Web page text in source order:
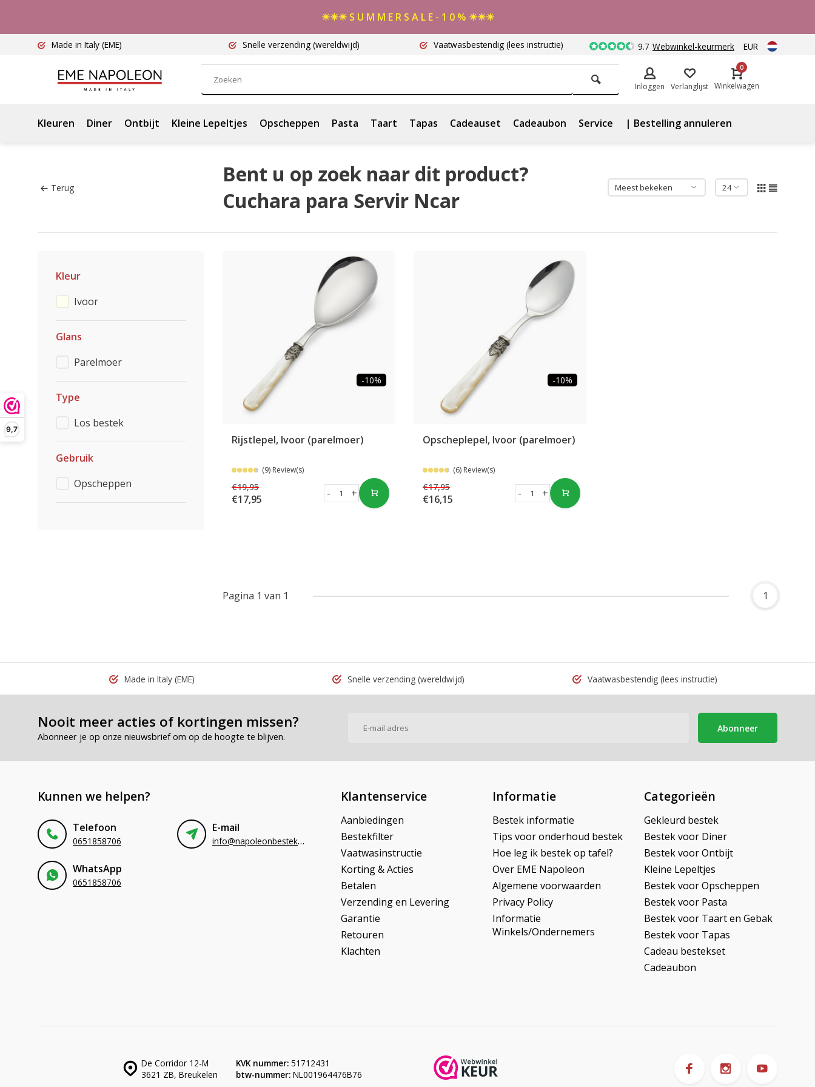
9,7
☀☀☀ S U M M E R S A L E - 1 0 % ☀☀☀
Made in Italy (EME) Snelle verzending (wereldwijd) Vaatwasbestendig (lees instructie) 9.7 Webwinkel-keurmerk EUR
Inloggen Verlanglijst
0
Winkelwagen
Kleuren Diner Ontbijt Kleine Lepeltjes Opscheppen Pasta Taart Tapas Cadeauset Cadeaubon Service | Bestelling annuleren
Terug
Bent u op zoek naar dit product?
Cuchara para Servir Ncar
Kleur
Ivoor
Glans
Parelmoer
Type
Los bestek
Gebruik
Opscheppen
-10%
Rijstlepel, Ivoor (parelmoer)
(9) Review(s)
€19,95
€17,95 +
-
-10%
Opscheplepel, Ivoor (parelmoer)
(6) Review(s)
€17,95
€16,15 +
-
Pagina 1 van 1 1
Made in Italy (EME) Snelle verzending (wereldwijd) Vaatwasbestendig(lees instructie)
Nooit meer acties of kortingen missen?
Abonneer je op onze nieuwsbrief om op de hoogte te blijven.
Abonneer
Kunnen we helpen?
Telefoon
0651858706
E-mail
info@napoleonbestek.nl
WhatsApp
0651858706
Klantenservice
Aanbiedingen
Bestekfilter
Vaatwasinstructie
Korting & Acties
Betalen
Verzending en Levering
Garantie
Retouren
Klachten
Informatie
Bestek informatie
Tips voor onderhoud bestek
Hoe leg ik bestek op tafel?
Over EME Napoleon
Algemene voorwaarden
Privacy Policy
Informatie
Winkels/Ondernemers
Categorieën
Gekleurd bestek
Bestek voor Diner
Bestek voor Ontbijt
Kleine Lepeltjes
Bestek voor Opscheppen
Bestek voor Pasta
Bestek voor Taart en Gebak
Bestek voor Tapas
Cadeau bestekset
Cadeaubon
De Corridor 12-M
3621 ZB, Breukelen
KVK nummer: 51712431
btw-nummer: NL001964476B76